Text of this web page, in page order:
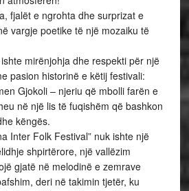
fjalët e ngrohta dhe surprizat e
vargje poetike të një mozaiku të
mirënjohja dhe respekti për një
pasion historinë e këtij festivali:
Gjokoli – njeriu që mbolli farën e
në një lis të fuqishëm që bashkon
këngës.
Inter Folk Festival” nuk ishte një
shpirtërore, një vallëzim
gjatë në melodinë e zemrave
deri në takimin tjetër, ku